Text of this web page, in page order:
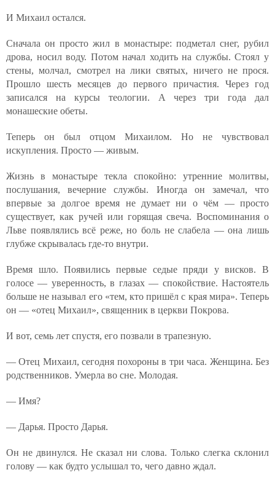
И Михаил остался.
Сначала он просто жил в монастыре: подметал снег, рубил
дрова, носил воду. Потом начал ходить на службы. Стоял у
стены, молчал, смотрел на лики святых, ничего не прося.
Прошло шесть месяцев до первого причастия. Через год
записался на курсы теологии. А через три года дал
монашеские обеты.
Теперь он был отцом Михаилом. Но не чувствовал
искупления. Просто — живым.
Жизнь в монастыре текла спокойно: утренние молитвы,
послушания, вечерние службы. Иногда он замечал, что
впервые за долгое время не думает ни о чём — просто
существует, как ручей или горящая свеча. Воспоминания о
Льве появлялись всё реже, но боль не слабела — она лишь
глубже скрывалась где-то внутри.
Время шло. Появились первые седые пряди у висков. В
голосе — уверенность, в глазах — спокойствие. Настоятель
больше не называл его «тем, кто пришёл с края мира». Теперь
он — «отец Михаил», священник в церкви Покрова.
И вот, семь лет спустя, его позвали в трапезную.
— Отец Михаил, сегодня похороны в три часа. Женщина. Без
родственников. Умерла во сне. Молодая.
— Имя?
— Дарья. Просто Дарья.
Он не двинулся. Не сказал ни слова. Только слегка склонил
голову — как будто услышал то, чего давно ждал.